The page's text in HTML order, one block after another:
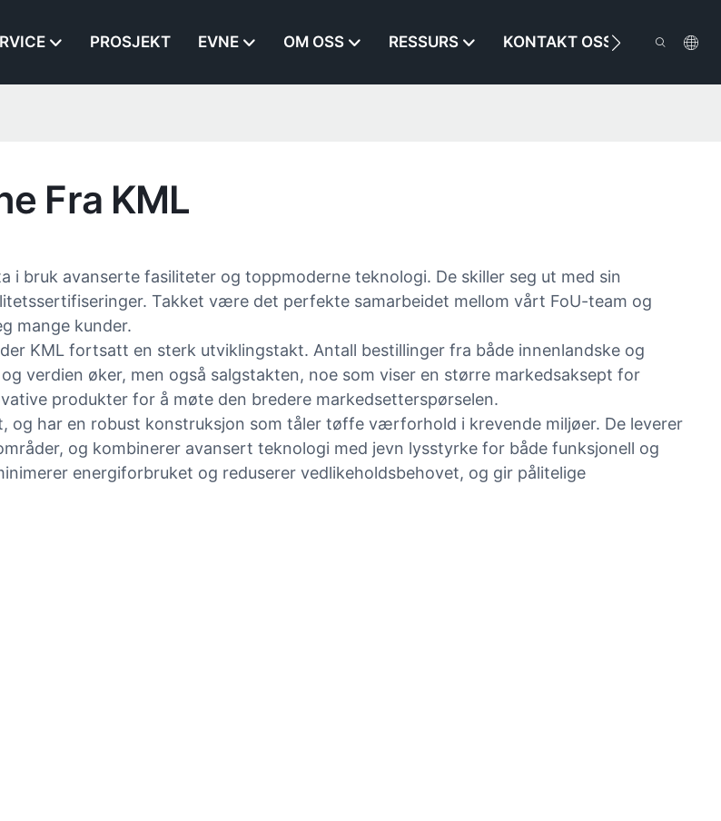
PROSJEKT EVNE OM OSS RESSURS KONTAKT OSS
Fra KML
i bruk avanserte fasiliteter og toppmoderne teknologi. De skiller seg ut med sin
Takket være det perfekte samarbeidet mellom vårt FoU-team og
mange kunder.
KML fortsatt en sterk utviklingstakt. Antall bestillinger fra både innenlandske og
verdien øker, men også salgstakten, noe som viser en større markedsaksept for
produkter for å møte den bredere markedsetterspørselen.
har en robust konstruksjon som tåler tøffe værforhold i krevende miljøer. De leverer
og kombinerer avansert teknologi med jevn lysstyrke for både funksjonell og
energiforbruket og reduserer vedlikeholdsbehovet, og gir pålitelige